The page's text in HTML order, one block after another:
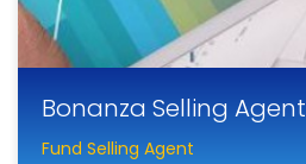
Bonanza Selling Agent
Fund Selling Agent